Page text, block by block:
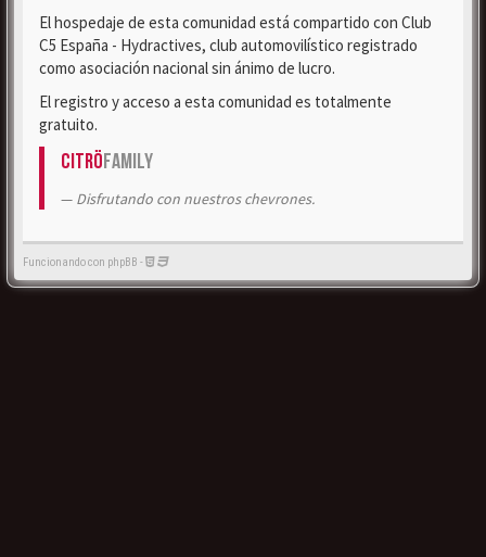
El hospedaje de esta comunidad está compartido con Club
C5 España - Hydractives, club automovilístico registrado
como asociación nacional sin ánimo de lucro.
El registro y acceso a esta comunidad es totalmente
gratuito.
CitröFamily
Disfrutando con nuestros chevrones.
Funcionando con phpBB -